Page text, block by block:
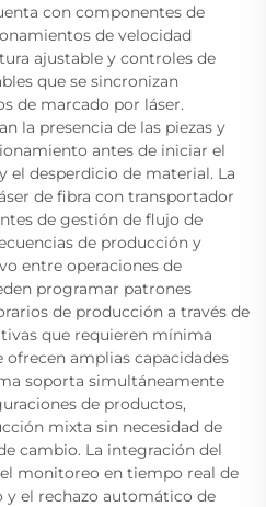
con componentes de
de velocidad
ajustable y controles de
que se sincronizan
de marcado por láser.
la presencia de las piezas y
antes de iniciar el
el desperdicio de material. La
de fibra con transportador
de gestión de flujo de
de producción y
entre operaciones de
programar patrones
de producción a través de
que requieren mínima
amplias capacidades
soporta simultáneamente
de productos,
mixta sin necesidad de
cambio. La integración del
monitoreo en tiempo real de
y el rechazo automático de